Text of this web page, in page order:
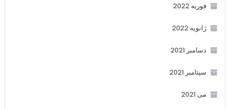
فوریه 2022
ژانویه 2022
دسامبر 2021
سپتامبر 2021
می 2021